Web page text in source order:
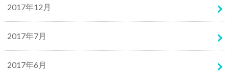
2017年12月
2017年7月
2017年6月